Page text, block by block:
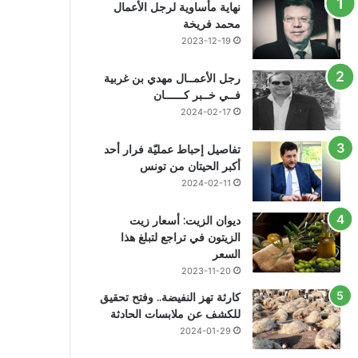
نهاية مأساوية لرجل الأعمال
محمد فريخة
2023-12-19
رجل الأعمــال مهدي بن غربية
فــي خــبر كــــــان
2024-02-17
تفاصيل إحباط عمليّة فرار أحد
أكبر الحيتان من تونس
2024-02-11
ديوان الزيت: أسعار زيت
الزيتون في تراجع لتبلغ هذا
السعر
2023-11-20
كارثة تهز النفيضة.. وفتح تحقيق
للكشف عن ملابسات الحادثة
2024-01-29